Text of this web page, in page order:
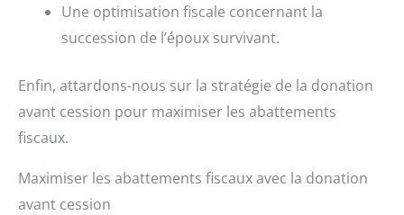
Une optimisation fiscale concernant la
succession de l’époux survivant.
Enfin, attardons-nous sur la stratégie de la donation
avant cession pour maximiser les abattements
fiscaux.
Maximiser les abattements fiscaux avec la donation
avant cession